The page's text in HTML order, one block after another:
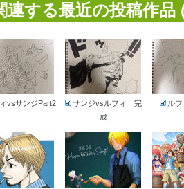
連する最近の投稿作品
vsサンジPart2
サンジvsルフィ 完
成
ル